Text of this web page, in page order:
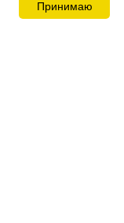
Принимаю